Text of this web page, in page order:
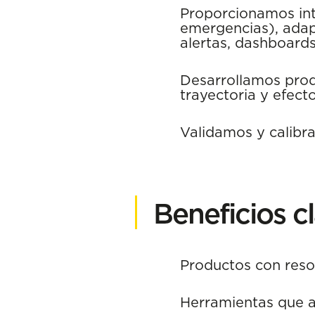
Proporcionamos
emergencias),
alertas,
Desarrollamos
trayectoria y
Validamos y
Beneficios
Productos con
Herramientas que